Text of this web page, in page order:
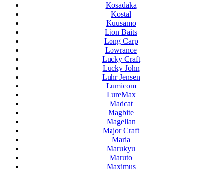
Kosadaka
Kostal
Kuusamo
Lion Baits
Long Carp
Lowrance
Lucky Craft
Lucky John
Luhr Jensen
Lumicom
LureMax
Madcat
Magbite
Magellan
Major Craft
Maria
Marukyu
Maruto
Maximus